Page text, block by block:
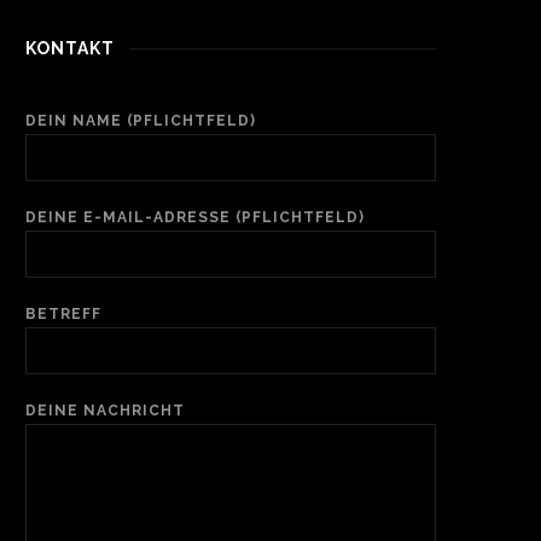
KONTAKT
DEIN NAME (PFLICHTFELD)
DEINE E-MAIL-ADRESSE (PFLICHTFELD)
BETREFF
DEINE NACHRICHT